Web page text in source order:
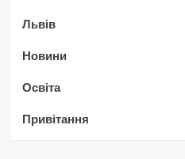
Львів
Новини
Освіта
Привітання